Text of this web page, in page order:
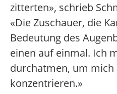
zitterten», schrieb
«Die Zuschauer, die
Bedeutung des
einen auf einmal. Ich
durchatmen, um mich
konzentrieren.»